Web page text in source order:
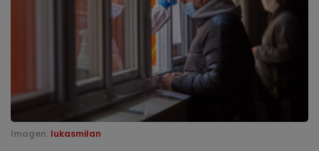
Imagen: lukasmilan